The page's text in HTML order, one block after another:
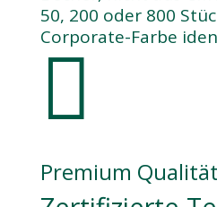
50, 200 oder 800
Corporate-Farbe

Premium Qualität